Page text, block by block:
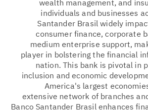
wealth management, and
individuals and businesses
Santander Brasil widely
consumer finance, corporate
medium enterprise support,
player in bolstering the financial
nation. This bank is pivotal in
inclusion and economic
America's largest
extensive network of branches
Banco Santander Brasil enhances